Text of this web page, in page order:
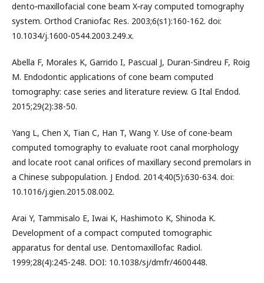
dento‐maxillofacial cone beam X‐ray computed tomography
system. Orthod Craniofac Res. 2003;6(s1):160-162. doi:
10.1034/j.1600-0544.2003.249.x.
Abella F, Morales K, Garrido I, Pascual J, Duran-Sindreu F, Roig
M. Endodontic applications of cone beam computed
tomography: case series and literature review. G Ital Endod.
2015;29(2):38-50.
Yang L, Chen X, Tian C, Han T, Wang Y. Use of cone-beam
computed tomography to evaluate root canal morphology
and locate root canal orifices of maxillary second premolars in
a Chinese subpopulation. J Endod. 2014;40(5):630-634. doi:
10.1016/j.gien.2015.08.002.
Arai Y, Tammisalo E, Iwai K, Hashimoto K, Shinoda K.
Development of a compact computed tomographic
apparatus for dental use. Dentomaxillofac Radiol.
1999;28(4):245-248. DOI: 10.1038/sj/dmfr/4600448.